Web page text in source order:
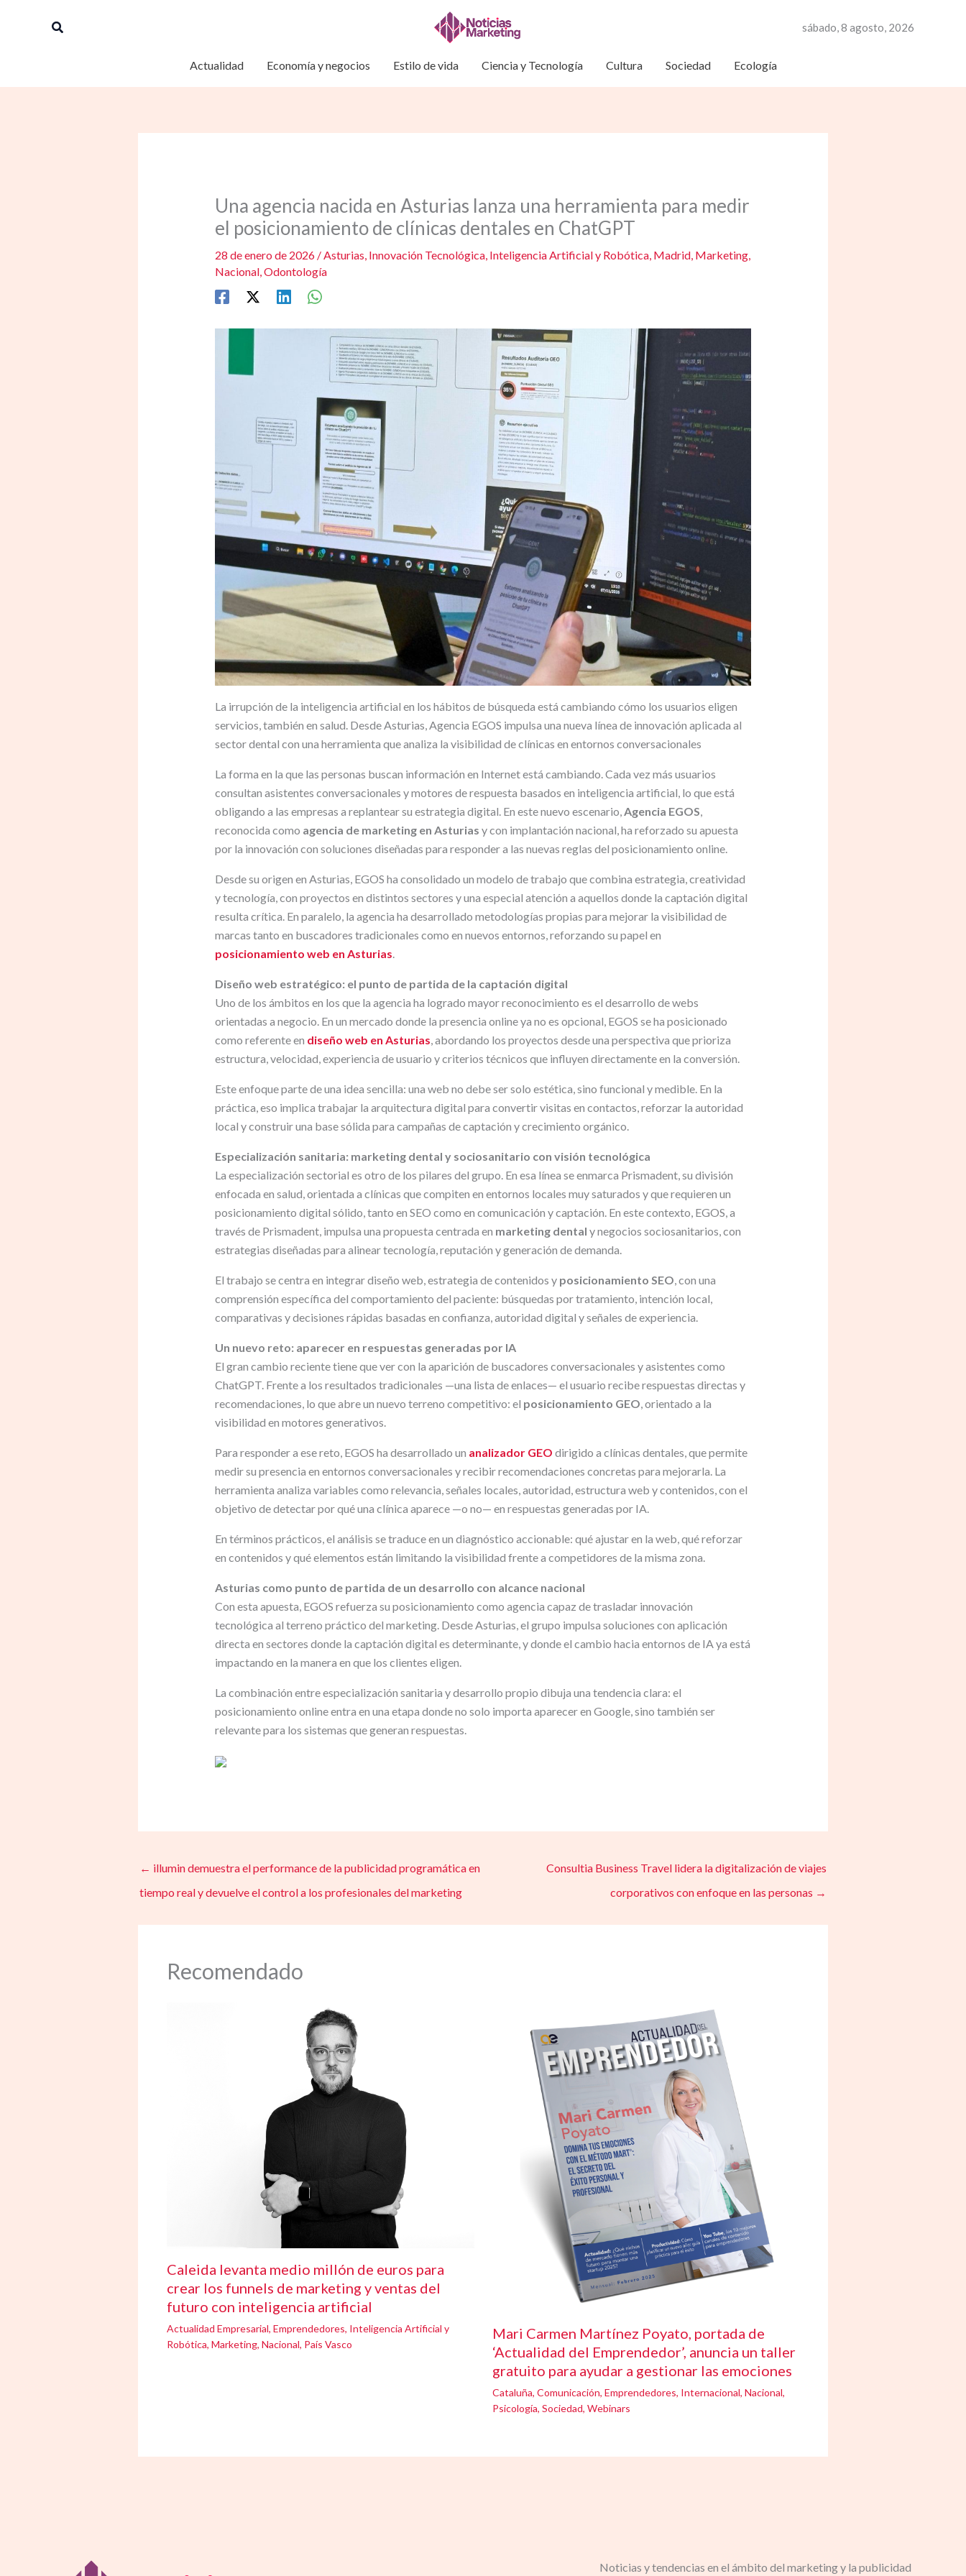
Buscar sábado, 8 agosto, 2026
Actualidad Economía y negocios Estilo de vida Ciencia y Tecnología Cultura Sociedad Ecología
Una agencia nacida en Asturias lanza una herramienta para medir
el posicionamiento de clínicas dentales en ChatGPT
28 de enero de 2026 / Asturias Innovación Tecnológica, Inteligencia Artificial y Robótica, Madrid, Marketing,
Nacional, Odontología
La irrupción de la inteligencia artificial en los hábitos de búsqueda está cambiando cómo los usuarios eligen
servicios, también en salud. Desde Asturias, Agencia EGOS impulsa una nueva línea de innovación aplicada al
sector dental con una herramienta que analiza la visibilidad de clínicas en entornos conversacionales
La forma en la que las personas buscan información en Internet está cambiando. Cada vez más usuarios
consultan asistentes conversacionales y motores de respuesta basados en inteligencia artificial, lo que está
obligando a las empresas a replantear su estrategia digital. En este nuevo escenario,Agencia EGOS,
reconocida como agencia de marketing en Asturias y con implantación nacional, ha reforzado su apuesta
por la innovación con soluciones diseñadas para responder a las nuevas reglas del posicionamiento online.
Desde su origen en Asturias, EGOS ha consolidado un modelo de trabajo que combina estrategia, creatividad
y tecnología, con proyectos en distintos sectores y una especial atención a aquellos donde la captación digital
resulta crítica. En paralelo, la agencia ha desarrollado metodologías propias para mejorar la visibilidad de
marcas tanto en buscadores tradicionales como en nuevos entornos, reforzando su papel en
posicionamiento web en Asturias.
Diseño web estratégico: el punto de partida de la captación digital
Uno de los ámbitos en los que la agencia ha logrado mayor reconocimiento es el desarrollo de webs
orientadas a negocio. En un mercado donde la presencia online ya no es opcional, EGOS se ha posicionado
como referente en diseño web en Asturias, abordando los proyectos desde una perspectiva que prioriza
estructura, velocidad, experiencia de usuario y criterios técnicos que influyen directamente en la conversión.
Este enfoque parte de una idea sencilla: una web no debe ser solo estética, sino funcional y medible. En la
práctica, eso implica trabajar la arquitectura digital para convertir visitas en contactos, reforzar la autoridad
local y construir una base sólida para campañas de captación y crecimiento orgánico.
Especialización sanitaria: marketing dental y sociosanitario con visión tecnológica
La especialización sectorial es otro de los pilares del grupo. En esa línea se enmarca Prismadent, su división
enfocada en salud, orientada a clínicas que compiten en entornos locales muy saturados y que requieren un
posicionamiento digital sólido, tanto en SEO como en comunicación y captación. En este contexto, EGOS, a
través de Prismadent, impulsa una propuesta centrada en marketing dental y negocios sociosanitarios, con
estrategias diseñadas para alinear tecnología, reputación y generación de demanda.
El trabajo se centra en integrar diseño web, estrategia de contenidos y posicionamiento SEO, con una
comprensión específica del comportamiento del paciente: búsquedas por tratamiento, intención local,
comparativas y decisiones rápidas basadas en confianza, autoridad digital y señales de experiencia.
Un nuevo reto: aparecer en respuestas generadas por IA
El gran cambio reciente tiene que ver con la aparición de buscadores conversacionales y asistentes como
ChatGPT. Frente a los resultados tradicionales —una lista de enlaces— el usuario recibe respuestas directas y
recomendaciones, lo que abre un nuevo terreno competitivo: el posicionamiento GEO, orientado a la
visibilidad en motores generativos.
Para responder a ese reto, EGOS ha desarrollado un analizador GEO dirigido a clínicas dentales, que permite
medir su presencia en entornos conversacionales y recibir recomendaciones concretas para mejorarla. La
herramienta analiza variables como relevancia, señales locales, autoridad, estructura web y contenidos, con el
objetivo de detectar por qué una clínica aparece —o no— en respuestas generadas por IA.
En términos prácticos, el análisis se traduce en un diagnóstico accionable: qué ajustar en la web, qué reforzar
en contenidos y qué elementos están limitando la visibilidad frente a competidores de la misma zona.
Asturias como punto de partida de un desarrollo con alcance nacional
Con esta apuesta, EGOS refuerza su posicionamiento como agencia capaz de trasladar innovación
tecnológica al terreno práctico del marketing. Desde Asturias, el grupo impulsa soluciones con aplicación
directa en sectores donde la captación digital es determinante, y donde el cambio hacia entornos de IA ya está
impactando en la manera en que los clientes eligen.
La combinación entre especialización sanitaria y desarrollo propio dibuja una tendencia clara: el
posicionamiento online entra en una etapa donde no solo importa aparecer en Google, sino también ser
relevante para los sistemas que generan respuestas.
← illumin demuestra el performance de la publicidad programática en
tiempo real y devuelve el control a los profesionales del marketing
Consultia Business Travel lidera la digitalización de viajes
corporativos con enfoque en las personas →
Recomendado
Caleida levanta medio millón de euros para
crear los funnels de marketing y ventas del
futuro con inteligencia artificial
Actualidad Empresarial, Emprendedores, Inteligencia Artificial y
Robótica, Marketing, Nacional, País Vasco
Mari Carmen Martínez Poyato, portada de
‘Actualidad del Emprendedor’, anuncia un taller
gratuito para ayudar a gestionar las emociones
Cataluña, Comunicación, Emprendedores, Internacional, Nacional,
Psicología, Sociedad, Webinars
Noticias y tendencias en el ámbito del marketing y la publicidad